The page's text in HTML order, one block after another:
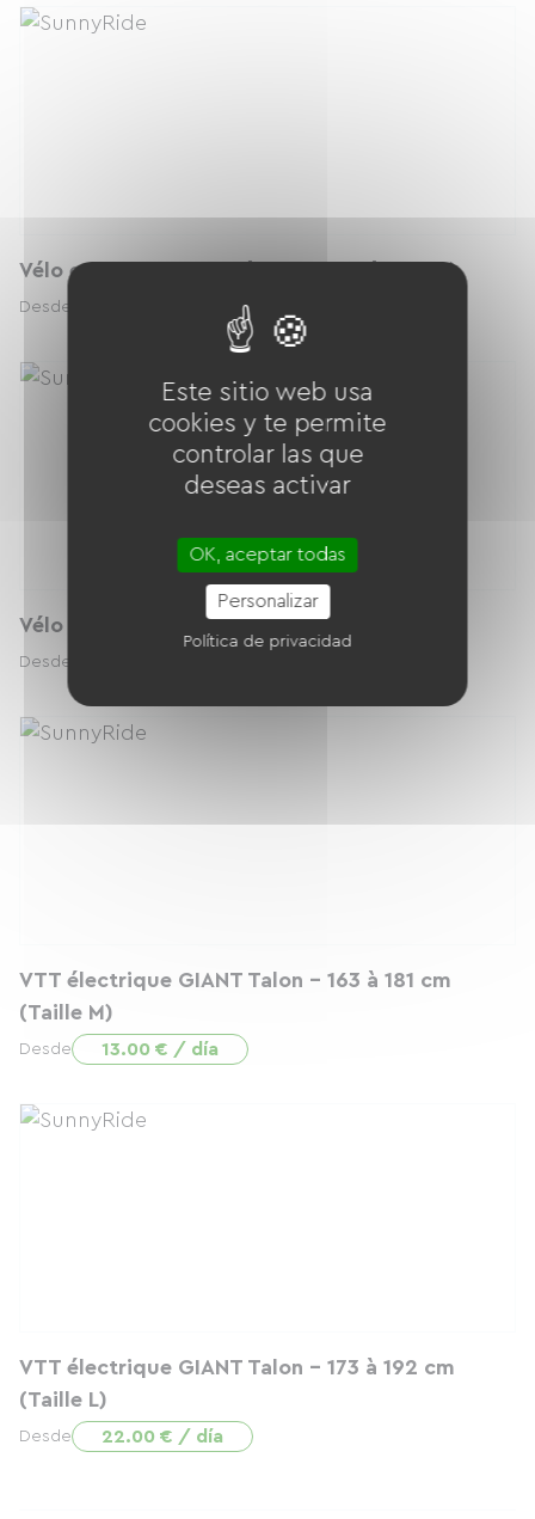
Vélo enfant VTT - 120 à 140 cm (9 à 12 ans)
Desde
Vélo enfant VTT - 100 à 120 cm (7 à 9 ans)
Desde
VTT électrique GIANT Talon - 163 à 181 cm
(Taille M)
Desde 13.00 € / día
VTT électrique GIANT Talon - 173 à 192 cm
(Taille L)
Desde 22.00 € / día
Este sitio web usa
cookies y te permite
controlar las que
deseas activar
OK, aceptar todas
Personalizar
Política de privacidad